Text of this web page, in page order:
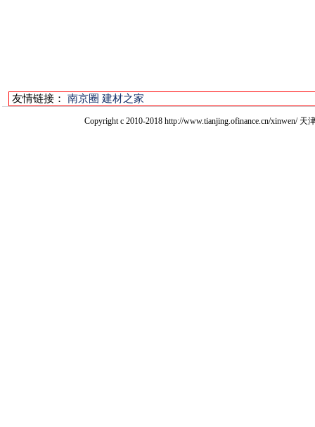
友情链接： 南京圈 建材之家
Copyright c 2010-2018 http://www.tianjing.ofinance.cn/xinwen/